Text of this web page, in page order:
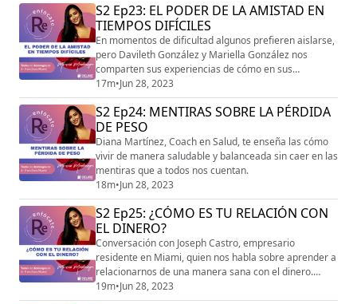
S2 Ep23: EL PODER DE LA AMISTAD EN
TIEMPOS DIFÍCILES
En momentos de dificultad algunos prefieren aislarse,
pero Davileth González y Mariella González nos
comparten sus experiencias de cómo en sus
momentos más oscuros la presencia de amigos les
salvaron la vida.
17m•Jun 28, 2023
S2 Ep24: MENTIRAS SOBRE LA PÉRDIDA
DE PESO
Diana Martínez, Coach en Salud, te enseña las cómo
vivir de manera saludable y balanceada sin caer en las
mentiras que a todos nos cuentan.
18m•Jun 28, 2023
S2 Ep25: ¿CÓMO ES TU RELACIÓN CON
EL DINERO?
Conversación con Joseph Castro, empresario
residente en Miami, quien nos habla sobre aprender a
relacionarnos de una manera sana con el dinero.
Estos consejos cambiarán tu mente, ¡no te los pierdas!
19m•Jun 28, 2023